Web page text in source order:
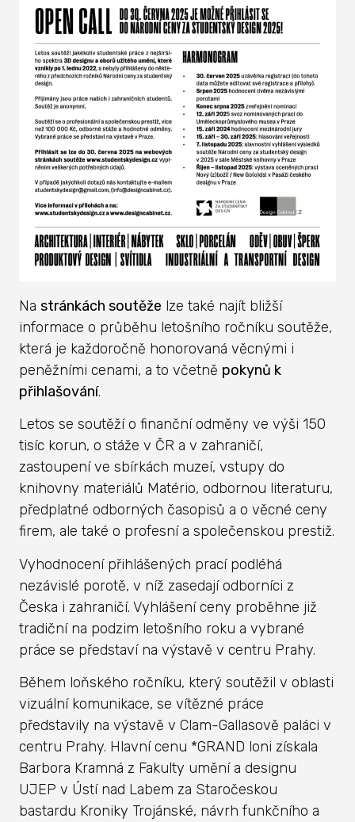
Na stránkách soutěže lze také najít bližší
informace o průběhu letošního ročníku soutěže,
která je každoročně honorovaná věcnými i
peněžními cenami, a to včetně pokynů k
přihlašování.
Letos se soutěží o finanční odměny ve výši 150
tisíc korun, o stáže v ČR a v zahraničí,
zastoupení ve sbírkách muzeí, vstupy do
knihovny materiálů Matério, odbornou literaturu,
předplatné odborných časopisů a o věcné ceny
firem, ale také o profesní a společenskou prestiž.
Vyhodnocení přihlášených prací podléhá
nezávislé porotě, v níž zasedají odborníci z
Česka i zahraničí. Vyhlášení ceny proběhne již
tradiční na podzim letošního roku a vybrané
práce se představí na výstavě v centru Prahy.
Během loňského ročníku, který soutěžil v oblasti
vizuální komunikace, se vítězné práce
představily na výstavě v Clam-Gallasově paláci v
centru Prahy. Hlavní cenu *GRAND loni získala
Barbora Kramná z Fakulty umění a designu
UJEP v Ústí nad Labem za Staročeskou
bastardu Kroniky Trojánské, návrh funkčního a